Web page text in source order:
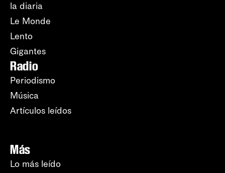
la diaria
Le Monde
Lento
Gigantes
Radio
Periodismo
Música
Artículos leídos
Más
Lo más leído